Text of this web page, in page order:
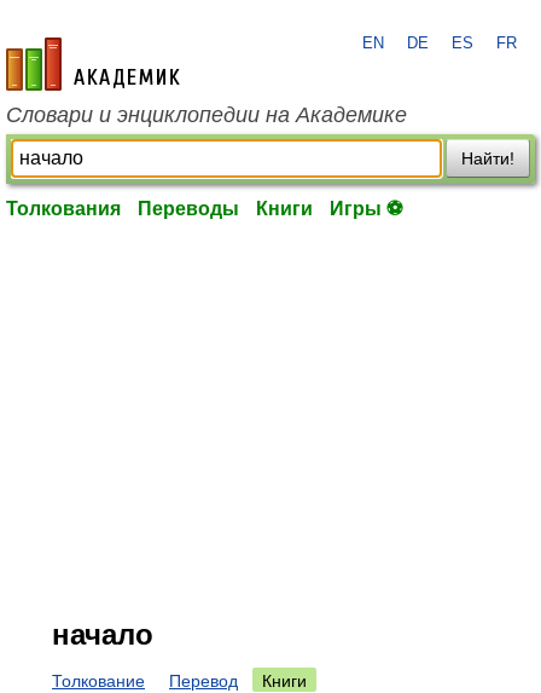
academic.ru
EN DE ES FR
Словари и энциклопедии на Академике
Найти!
Толкования Переводы Книги Игры ⚽
начало
Толкование Перевод
Книги